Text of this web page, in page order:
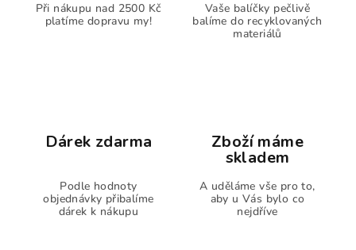
Při nákupu nad 2500 Kč
platíme dopravu my!
Vaše balíčky pečlivě
balíme do recyklovaných
materiálů
Dárek zdarma
Podle hodnoty
objednávky přibalíme
dárek k nákupu
Zboží máme
skladem
A uděláme vše pro to,
aby u Vás bylo co
nejdříve